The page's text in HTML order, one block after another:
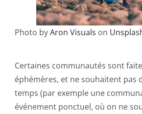
Photo byAron Visuals on
Certaines communautés sont
éphémères, et ne souhaitent pas
temps (par exemple une
événement ponctuel, où on ne